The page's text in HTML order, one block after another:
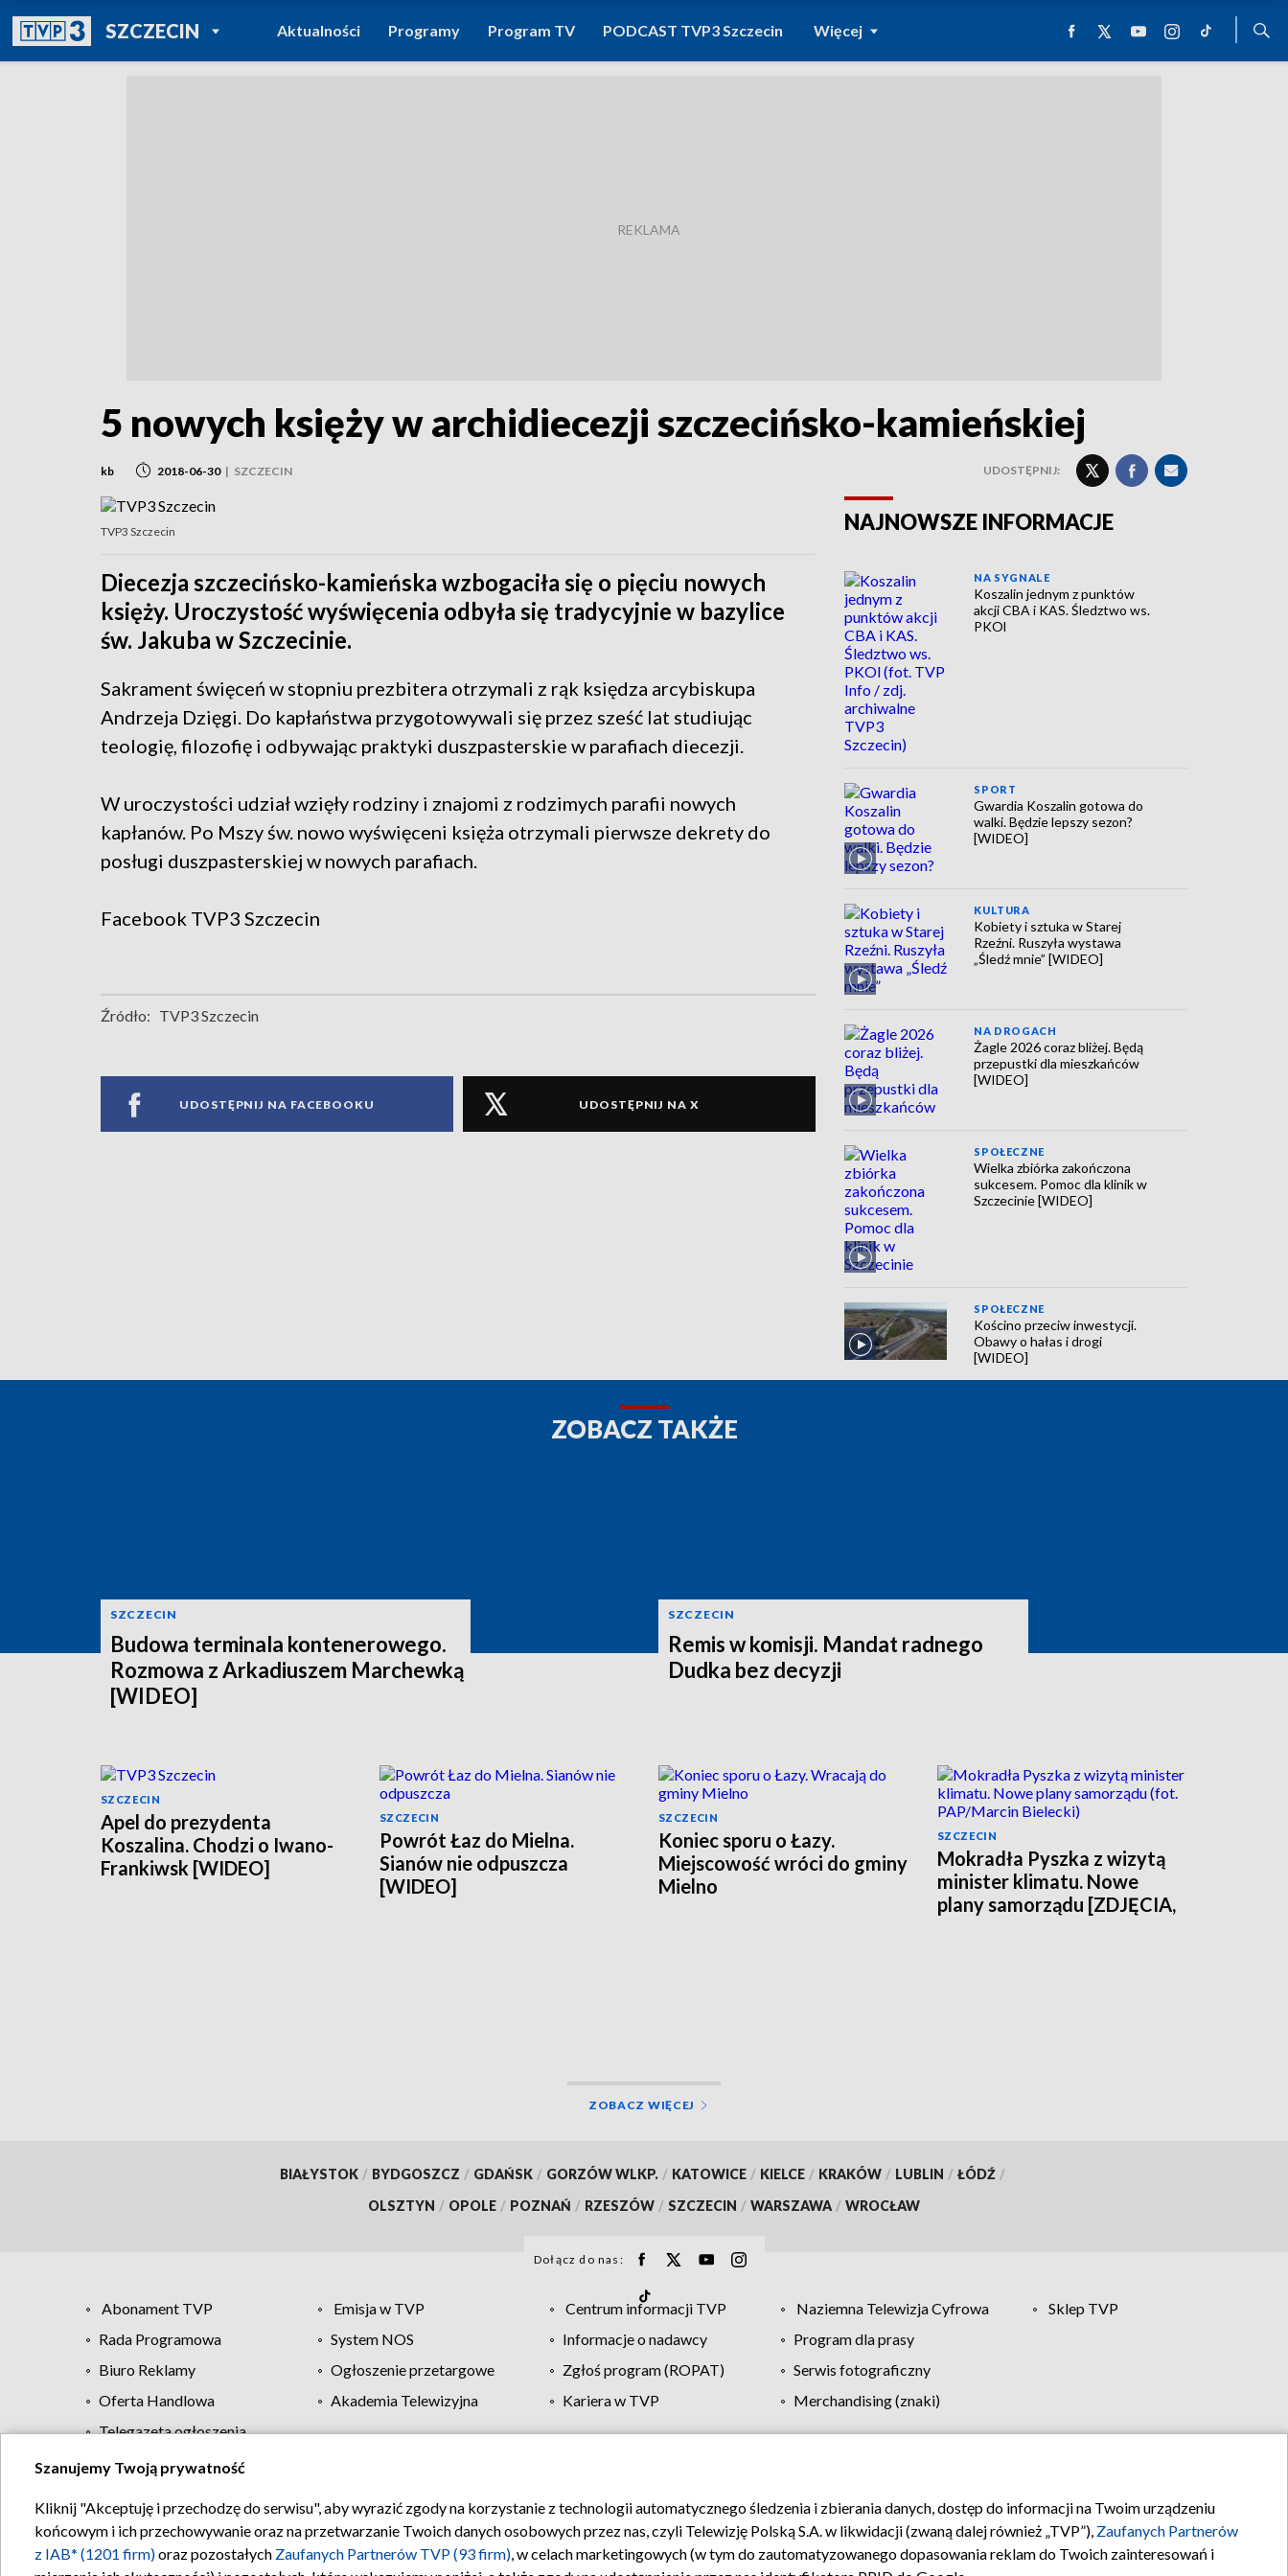
SZCZECINPOWRÓT DO
TVP REGIONY
Aktualności Programy Program TV PODCAST TVP3 Szczecin Więcej
5 nowych księży w archidiecezji szczecińsko-kamieńskiej
kb 2018-06-30 | SZCZECIN UDOSTĘPNIJ:
TVP3 Szczecin
Diecezja szczecińsko-kamieńska wzbogaciła się o pięciu nowych
księży. Uroczystość wyświęcenia odbyła się tradycyjnie w bazylice
św. Jakuba w Szczecinie.
Sakrament święceń w stopniu prezbitera otrzymali z rąk księdza arcybiskupa
Andrzeja Dzięgi. Do kapłaństwa przygotowywali się przez sześć lat studiując
teologię, filozofię i odbywając praktyki duszpasterskie w parafiach diecezji.
W uroczystości udział wzięły rodziny i znajomi z rodzimych parafii nowych
kapłanów. Po Mszy św. nowo wyświęceni księża otrzymali pierwsze dekrety do
posługi duszpasterskiej w nowych parafiach.
Facebook TVP3 Szczecin
Źródło: TVP3 Szczecin
UDOSTĘPNIJ NA FACEBOOKU UDOSTĘPNIJ NA X
NAJNOWSZE INFORMACJE
NA SYGNALE
Koszalin jednym z punktów
akcji CBA i KAS. Śledztwo ws.
PKOl
SPORT
Gwardia Koszalin gotowa do
walki. Będzie lepszy sezon?
[WIDEO]
KULTURA
Kobiety i sztuka w Starej
Rzeźni. Ruszyła wystawa
„Śledź mnie” [WIDEO]
NA DROGACH
Żagle 2026 coraz bliżej. Będą
przepustki dla mieszkańców
[WIDEO]
SPOŁECZNE
Wielka zbiórka zakończona
sukcesem. Pomoc dla klinik w
Szczecinie [WIDEO]
SPOŁECZNE
Kościno przeciw inwestycji.
Obawy o hałas i drogi
[WIDEO]
ZOBACZ TAKŻE
SZCZECIN
Budowa terminala kontenerowego.
Rozmowa z Arkadiuszem Marchewką
[WIDEO]
SZCZECIN
Remis w komisji. Mandat radnego
Dudka bez decyzji
SZCZECIN
Apel do prezydenta
Koszalina. Chodzi o Iwano-
Frankiwsk [WIDEO]
SZCZECIN
Powrót Łaz do Mielna.
Sianów nie odpuszcza
[WIDEO]
SZCZECIN
Koniec sporu o Łazy.
Miejscowość wróci do gminy
Mielno
SZCZECIN
Mokradła Pyszka z wizytą
minister klimatu. Nowe
plany samorządu [ZDJĘCIA,
ZOBACZ WIĘCEJ
BIAŁYSTOK / BYDGOSZCZ / GDAŃSK / GORZÓW WLKP. / KATOWICE / KIELCE / KRAKÓW / LUBLIN / ŁÓDŹ /
OLSZTYN / OPOLE / POZNAŃ / RZESZÓW / SZCZECIN / WARSZAWA / WROCŁAW
Dołącz do nas:
Abonament TVP Emisja w TVP Centrum informacji TVP Naziemna Telewizja Cyfrowa
Sklep TVP
Rada Programowa
System NOS Informacje o nadawcy
Program dla prasy
Biuro Reklamy
Ogłoszenie przetargowe Zgłoś program (ROPAT)
Serwis fotograficzny
Oferta Handlowa
Akademia Telewizyjna Kariera w TVP
Merchandising (znaki)
Telegazeta ogłoszenia
Regulamin TVP Polityka prywatności Moje zgody Pomoc Biuro reklamy Kontakt
Szanujemy Twoją prywatność
Kliknij "Akceptuję i przechodzę do serwisu", aby wyrazić zgody na korzystanie z technologii automatycznego śledzenia i zbierania danych, dostęp do informacji na Twoim urządzeniu
końcowym i ich przechowywanie oraz na przetwarzanie Twoich danych osobowych przez nas, czyli Telewizję Polską S.A. w likwidacji (zwaną dalej również „TVP”), Zaufanych Partnerów
z IAB* (1201 firm)oraz pozostałych Zaufanych Partnerów TVP (93 firm), w celach marketingowych (w tym do zautomatyzowanego dopasowania reklam do Twoich zainteresowań i